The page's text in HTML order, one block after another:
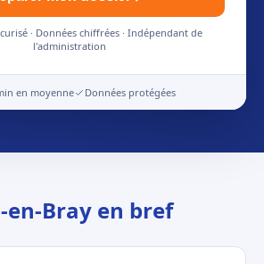
· Données chiffrées · Indépendant de
l'administration
en moyenne Données protégées
Bray en bref